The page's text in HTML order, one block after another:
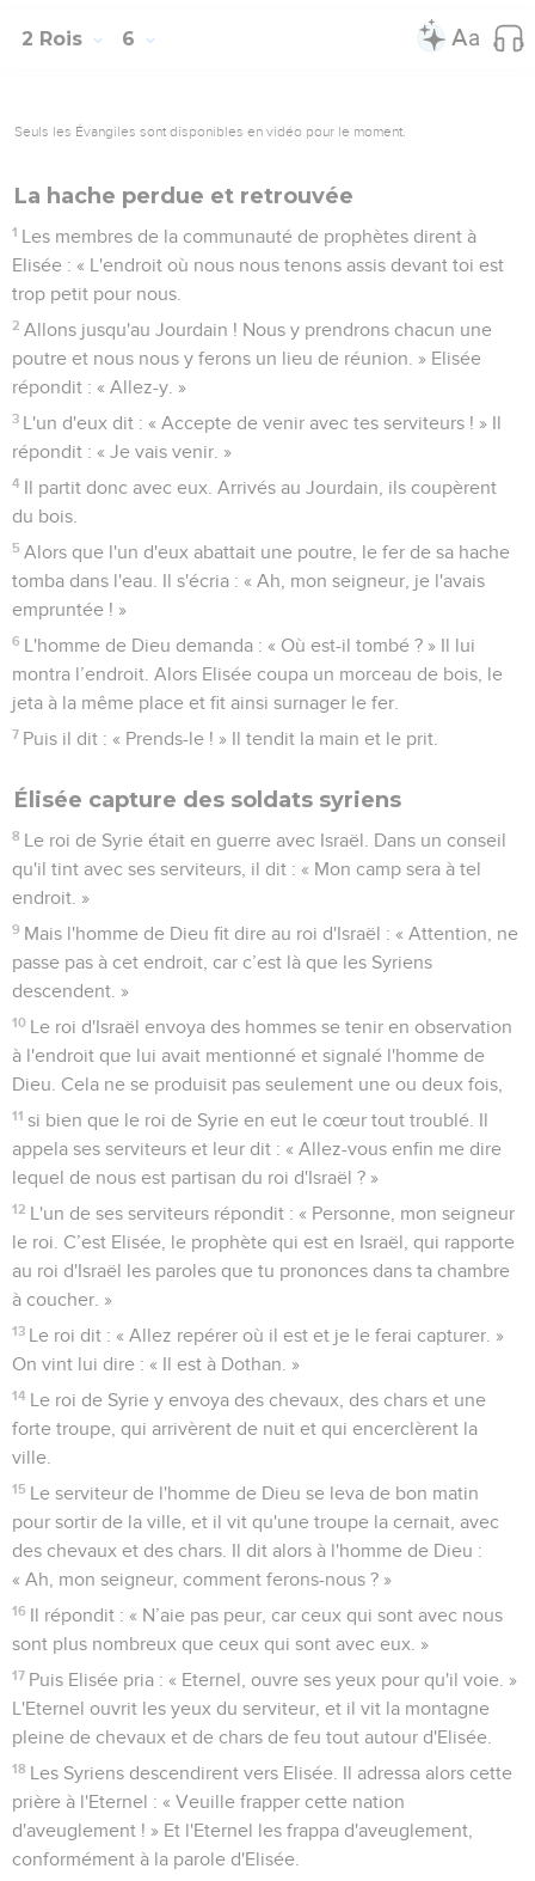
2 Rois 6
Seuls les Évangiles sont disponibles en vidéo pour le moment.
La hache perdue et retrouvée
1 Les membres de la communauté de prophètes dirent à
Elisée : « L'endroit où nous nous tenons assis devant toi est
trop petit pour nous.
2 Allons jusqu'au Jourdain ! Nous y prendrons chacun une
poutre et nous nous y ferons un lieu de réunion. » Elisée
répondit : « Allez-y. »
3 L'un d'eux dit : « Accepte de venir avec tes serviteurs ! » Il
répondit : « Je vais venir. »
4 Il partit donc avec eux. Arrivés au Jourdain, ils coupèrent
du bois.
5 Alors que l'un d'eux abattait une poutre, le fer de sa hache
tomba dans l'eau. Il s'écria : « Ah, mon seigneur, je l'avais
empruntée ! »
6 L'homme de Dieu demanda : « Où est-il tombé ? » Il lui
montra l’endroit. Alors Elisée coupa un morceau de bois, le
jeta à la même place et fit ainsi surnager le fer.
7 Puis il dit : « Prends-le ! » Il tendit la main et le prit.
Élisée capture des soldats syriens
8 Le roi de Syrie était en guerre avec Israël. Dans un conseil
qu'il tint avec ses serviteurs, il dit : « Mon camp sera à tel
endroit. »
9 Mais l'homme de Dieu fit dire au roi d'Israël : « Attention, ne
passe pas à cet endroit, car c’est là que les Syriens
descendent. »
10 Le roi d'Israël envoya des hommes se tenir en observation
à l'endroit que lui avait mentionné et signalé l'homme de
Dieu. Cela ne se produisit pas seulement une ou deux fois,
11 si bien que le roi de Syrie en eut le cœur tout troublé. Il
appela ses serviteurs et leur dit : « Allez-vous enfin me dire
lequel de nous est partisan du roi d'Israël ? »
12 L'un de ses serviteurs répondit : « Personne, mon seigneur
le roi. C’est Elisée, le prophète qui est en Israël, qui rapporte
au roi d'Israël les paroles que tu prononces dans ta chambre
à coucher. »
13 Le roi dit : « Allez repérer où il est et je le ferai capturer. »
On vint lui dire : « Il est à Dothan. »
14 Le roi de Syrie y envoya des chevaux, des chars et une
forte troupe, qui arrivèrent de nuit et qui encerclèrent la
ville.
15 Le serviteur de l'homme de Dieu se leva de bon matin
pour sortir de la ville, et il vit qu'une troupe la cernait, avec
des chevaux et des chars. Il dit alors à l'homme de Dieu :
« Ah, mon seigneur, comment ferons-nous ? »
16 Il répondit : « N’aie pas peur, car ceux qui sont avec nous
sont plus nombreux que ceux qui sont avec eux. »
17 Puis Elisée pria : « Eternel, ouvre ses yeux pour qu'il voie. »
L'Eternel ouvrit les yeux du serviteur, et il vit la montagne
pleine de chevaux et de chars de feu tout autour d'Elisée.
18 Les Syriens descendirent vers Elisée. Il adressa alors cette
prière à l'Eternel : « Veuille frapper cette nation
d'aveuglement ! » Et l'Eternel les frappa d'aveuglement,
conformément à la parole d'Elisée.